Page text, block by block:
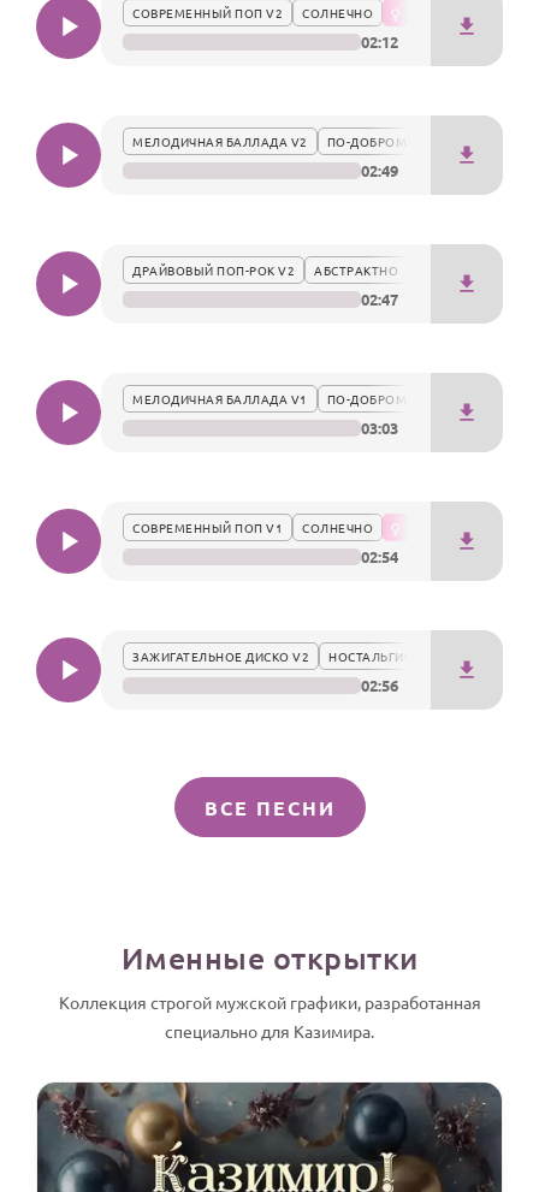
По годам
поздравлении Казимира, подчеркивая его статус и
внутреннюю силу.
СОВРЕМЕННЫЙ ПОП V2 СОЛНЕЧНО
02:12
МЕЛОДИЧНАЯ БАЛЛАДА V2 ПО-ДОБРОМУ
02:49
ДРАЙВОВЫЙ ПОП-РОК V2 АБСТРАКТНО
02:47
МЕЛОДИЧНАЯ БАЛЛАДА V1 ПО-ДОБРОМУ
03:03
СОВРЕМЕННЫЙ ПОП V1 СОЛНЕЧНО
02:54
ЗАЖИГАТЕЛЬНОЕ ДИСКО V2 НОСТАЛЬГИЧЕСКИ
02:56
ВСЕ ПЕСНИ
Именные открытки
Коллекция строгой мужской графики, разработанная
специально для Казимира.